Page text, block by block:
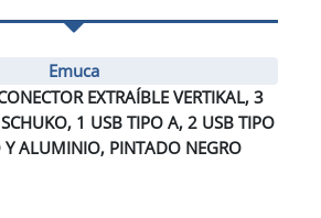
Emuca
EXTRAÍBLE VERTIKAL, 3
1 USB TIPO A, 2 USB TIPO
Y ALUMINIO, PINTADO NEGRO